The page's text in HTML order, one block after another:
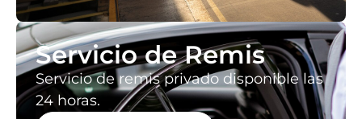
Servicio de Remis
Servicio de remis privado disponible las
24 horas.